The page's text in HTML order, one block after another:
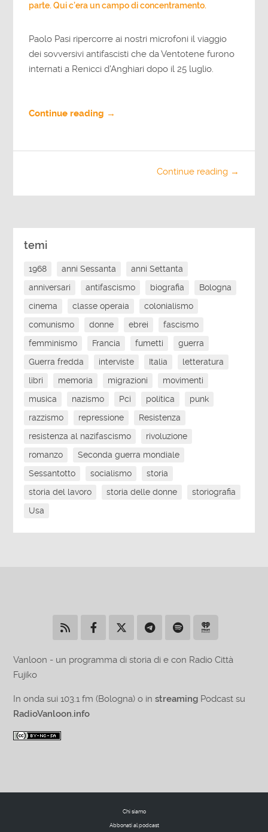
parte. Qui c’era un campo di concentramento.
Paolo Pasi ripercorre ai nostri microfoni il viaggio
dei sovversivi antifascisti che da Ventotene furono
internati a Renicci d'Anghiari dopo il 25 luglio.
Continue reading →
Continue reading →
temi
1968 anni Sessanta
anni Settanta
anniversari
antifascismo biografia
Bologna
cinema
classe operaia
colonialismo
comunismo
donne ebrei
fascismo
femminismo
Francia fumetti
guerra
Guerra fredda
interviste Italia
letteratura
libri
memoria migrazioni
movimenti
musica
nazismo Pci politica
punk
razzismo
repressione
Resistenza
resistenza al nazifascismo
rivoluzione
romanzo
Seconda guerra mondiale
Sessantotto
socialismo
storia
storia del lavoro
storia delle donne
storiografia
Usa
Vanloon - un programma di storia di e con Radio Città
Fujiko
In onda sui 103.1 fm (Bologna) o instreaming Podcast su
RadioVanloon.info
Chi siamo
Abbonati al podcast